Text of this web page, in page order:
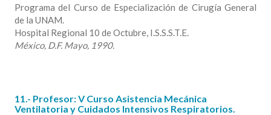
Programa del Curso de Especialización de Cirugía General
de la UNAM.
Hospital Regional 10 de Octubre, I.S.S.S.T.E.
México, D.F. Mayo, 1990.
11.- Profesor: V Curso Asistencia Mecánica
Ventilatoria y Cuidados Intensivos Respiratorios.